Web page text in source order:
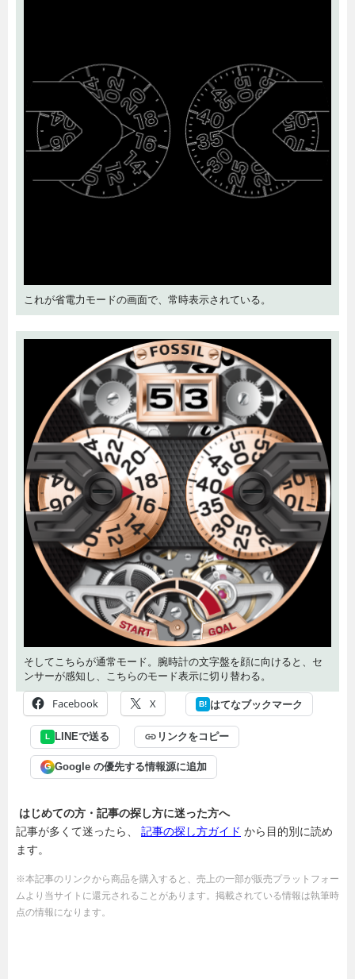
これが省電力モードの画面で、常時表示されている。
そしてこちらが通常モード。腕時計の文字盤を顔に向けると、セ
ンサーが感知し、こちらのモード表示に切り替わる。
Facebook X B! はてなブックマーク
L LINEで送る リンクをコピー
G Google の優先する情報源に追加
はじめての方・記事の探し方に迷った方へ
記事が多くて迷ったら、 記事の探し方ガイド から目的別に読め
ます。
※本記事のリンクから商品を購入すると、売上の一部が販売プラットフォー
ムより当サイトに還元されることがあります。掲載されている情報は執筆時
点の情報になります。